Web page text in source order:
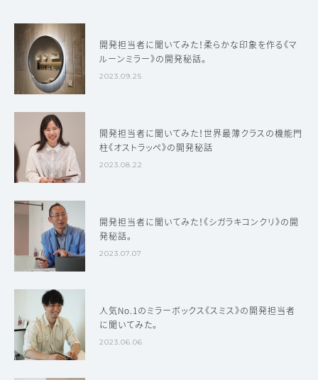
開発担当者に聞いてみた！柔らかな印象を作る《マ
ルーンミラー》の開発秘話。
2023.09.25
開発担当者に聞いてみた！世界最薄クラスの機能門
柱《オストラッペ》の開発秘話
2023.08.22
開発担当者に聞いてみた！《シガラキコンクリ》の開
発秘話。
2023.07.07
人気No.1のミラーボックス《スミス》の開発担当者
に聞いてみた。
2023.06.06